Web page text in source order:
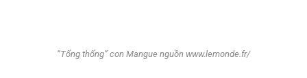
“Tổng thống” con Mangue nguồn www.lemonde.fr/